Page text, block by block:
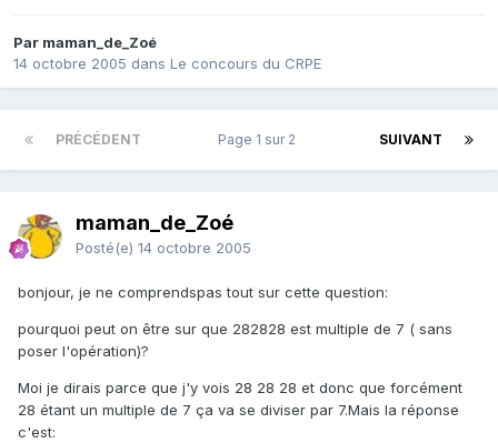
Par maman_de_Zoé
14 octobre 2005 dans Le concours du CRPE
PRÉCÉDENT SUIVANT
Page 1 sur 2
maman_de_Zoé
Posté(e) 14 octobre 2005
bonjour, je ne comprendspas tout sur cette question:
pourquoi peut on être sur que 282828 est multiple de 7 ( sans
poser l'opération)?
Moi je dirais parce que j'y vois 28 28 28 et donc que forcément
28 étant un multiple de 7 ça va se diviser par 7.Mais la réponse
c'est: